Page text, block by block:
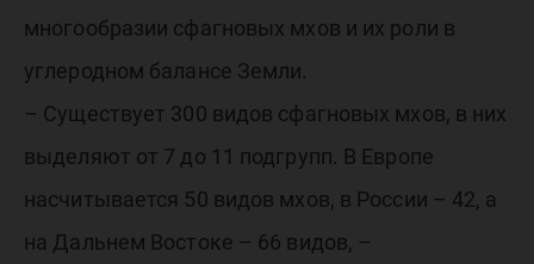
многообразии сфагновых мхов и их роли в
углеродном балансе Земли.
– Существует 300 видов сфагновых мхов, в них
выделяют от 7 до 11 подгрупп. В Европе
насчитывается 50 видов мхов, в России – 42, а
на Дальнем Востоке – 66 видов, –